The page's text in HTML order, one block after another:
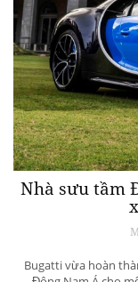
Nhà sưu tầm
Bugatti vừa hoàn